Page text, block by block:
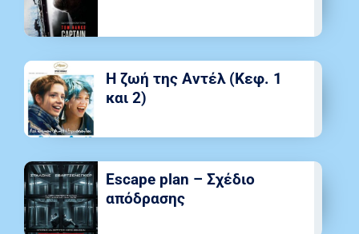
Η ζωή της Αντέλ (Κεφ. 1
και 2)
Escape plan – Σχέδιο
απόδρασης